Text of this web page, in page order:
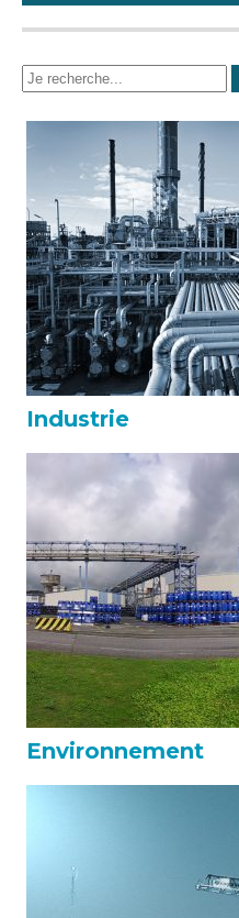
Industrie
Environnement